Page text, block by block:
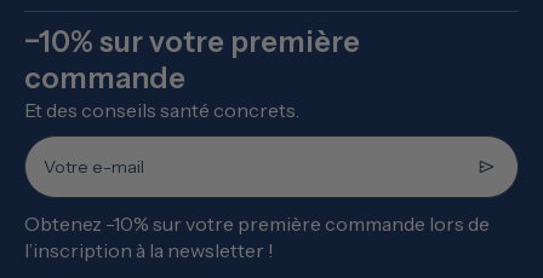
−10% sur votre première
commande
Et des conseils santé concrets.
Votre e-mail
Obtenez -10% sur votre première commande lors de
l’inscription à la newsletter !